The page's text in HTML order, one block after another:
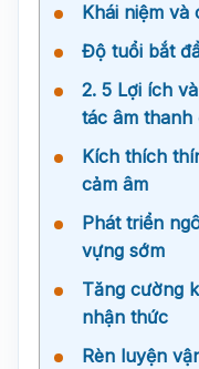
Khái niệm và
Độ tuổi bắt
2. 5 Lợi ích
tác âm thanh
Kích thích
cảm âm
Phát triển
vựng sớm
Tăng cường
nhận thức
Rèn luyện